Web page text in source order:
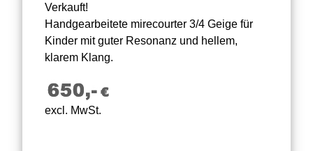
Verkauft!
Handgearbeitete mirecourter 3/4 Geige für
Kinder mit guter Resonanz und hellem,
klarem Klang.
excl. MwSt.